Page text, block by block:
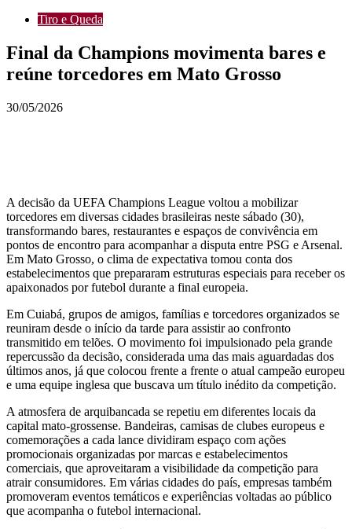
Tiro e Queda
Final da Champions movimenta bares e
reúne torcedores em Mato Grosso
30/05/2026
A decisão da UEFA Champions League voltou a mobilizar
torcedores em diversas cidades brasileiras neste sábado (30),
transformando bares, restaurantes e espaços de convivência em
pontos de encontro para acompanhar a disputa entre PSG e Arsenal.
Em Mato Grosso, o clima de expectativa tomou conta dos
estabelecimentos que prepararam estruturas especiais para receber os
apaixonados por futebol durante a final europeia.
Em Cuiabá, grupos de amigos, famílias e torcedores organizados se
reuniram desde o início da tarde para assistir ao confronto
transmitido em telões. O movimento foi impulsionado pela grande
repercussão da decisão, considerada uma das mais aguardadas dos
últimos anos, já que colocou frente a frente o atual campeão europeu
e uma equipe inglesa que buscava um título inédito da competição.
A atmosfera de arquibancada se repetiu em diferentes locais da
capital mato-grossense. Bandeiras, camisas de clubes europeus e
comemorações a cada lance dividiram espaço com ações
promocionais organizadas por marcas e estabelecimentos
comerciais, que aproveitaram a visibilidade da competição para
atrair consumidores. Em várias cidades do país, empresas também
promoveram eventos temáticos e experiências voltadas ao público
que acompanha o futebol internacional.